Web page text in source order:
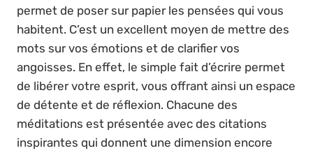
permet de poser sur papier les pensées qui vous
habitent. C’est un excellent moyen de mettre des
mots sur vos émotions et de clarifier vos
angoisses. En effet, le simple fait d’écrire permet
de libérer votre esprit, vous offrant ainsi un espace
de détente et de réflexion. Chacune des
méditations est présentée avec des citations
inspirantes qui donnent une dimension encore